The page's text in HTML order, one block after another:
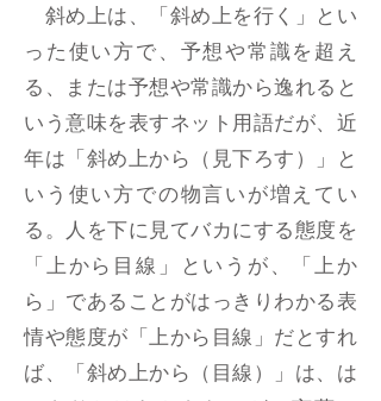
斜め上は、「斜め上を行く」とい
った使い方で、予想や常識を超え
る、または予想や常識から逸れると
いう意味を表すネット用語だが、近
年は「斜め上から（見下ろす）」と
いう使い方での物言いが増えてい
る。人を下に見てバカにする態度を
「上から目線」というが、「上か
ら」であることがはっきりわかる表
情や態度が「上から目線」だとすれ
ば、「斜め上から（目線）」は、は